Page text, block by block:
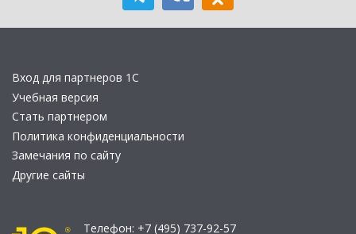
Вход для партнеров 1С
Учебная версия
Стать партнером
Политика конфиденциальности
Замечания по сайту
Другие сайты
Телефон: +7 (495) 737-92-57